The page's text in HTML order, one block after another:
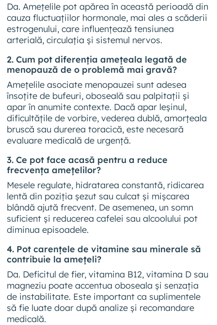
Da. Amețelile pot apărea în această perioadă din
cauza fluctuațiilor hormonale, mai ales a scăderii
estrogenului, care influențează tensiunea
arterială, circulația și sistemul nervos.
2. Cum pot diferenția amețeala legată de
menopauză de o problemă mai gravă?
Amețelile asociate menopauzei sunt adesea
însoțite de bufeuri, oboseală sau palpitații și
apar în anumite contexte. Dacă apar leșinul,
dificultățile de vorbire, vederea dublă, amorțeala
bruscă sau durerea toracică, este necesară
evaluare medicală de urgență.
3. Ce pot face acasă pentru a reduce
frecvența amețelilor?
Mesele regulate, hidratarea constantă, ridicarea
lentă din poziția șezut sau culcat și mișcarea
blândă ajută frecvent. De asemenea, un somn
suficient și reducerea cafelei sau alcoolului pot
diminua episoadele.
4. Pot carențele de vitamine sau minerale să
contribuie la amețeli?
Da. Deficitul de fier, vitamina B12, vitamina D sau
magneziu poate accentua oboseala și senzația
de instabilitate. Este important ca suplimentele
să fie luate doar după analize și recomandare
medicală.